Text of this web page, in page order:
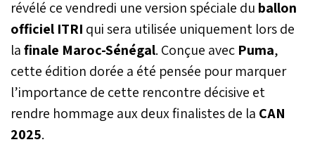
révélé ce vendredi une version spéciale du ballon
officiel ITRI qui sera utilisée uniquement lors de
lafinale Maroc-Sénégal. Conçue avec Puma,
cette édition dorée a été pensée pour marquer
l’importance de cette rencontre décisive et
rendre hommage aux deux finalistes de la CAN
2025.